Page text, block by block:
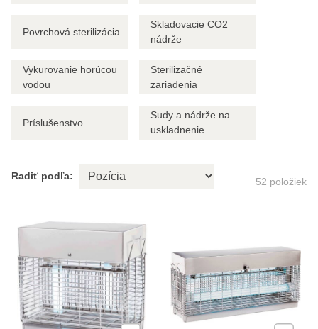
Povrchová sterilizácia
Skladovacie CO2
nádrže
Vykurovanie horúcou
vodou
Sterilizačné
zariadenia
Príslušenstvo
Sudy a nádrže na
uskladnenie
Radiť podľa: 52 položiek